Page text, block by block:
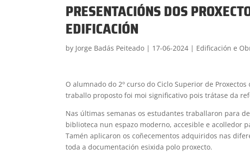
PRESENTACIÓNS DOS
EDIFICACIÓN
by Jorge Badás Peiteado | 17-06-2024 | Edificación e
O alumnado do 2º curso do Ciclo Superior de
traballo proposto foi moi significativo pois trátase da
Nas últimas semanas os estudantes traballaron para
biblioteca nun espazo moderno, accesible e acolledor
Tamén aplicaron os coñecementos adquiridos nas
toda a documentación esixida polo proxecto.